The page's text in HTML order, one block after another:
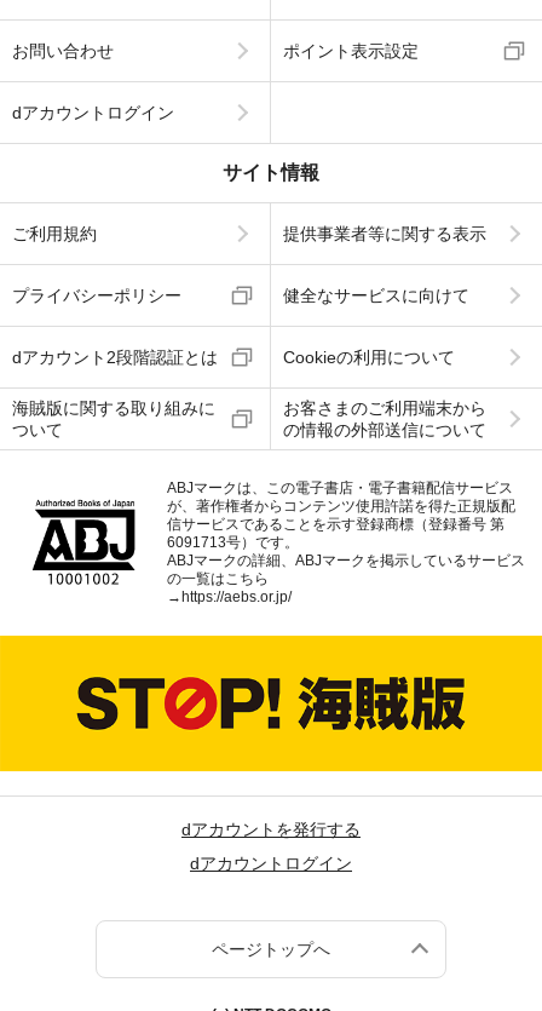
お問い合わせ ポイント表示設定
dアカウントログイン
サイト情報
ご利用規約 提供事業者等に関する表示
プライバシーポリシー 健全なサービスに向けて
dアカウント2段階認証とは Cookieの利用について
海賊版に関する取り組みに
ついて
お客さまのご利用端末から
の情報の外部送信について
ABJマークは、この電子書店・電子書籍配信サービス
が、著作権者からコンテンツ使用許諾を得た正規版配
信サービスであることを示す登録商標（登録番号 第
6091713号）です。
ABJマークの詳細、ABJマークを掲示しているサービス
の一覧はこちら
→https://aebs.or.jp/
dアカウントを発行する
dアカウントログイン
ページトップへ